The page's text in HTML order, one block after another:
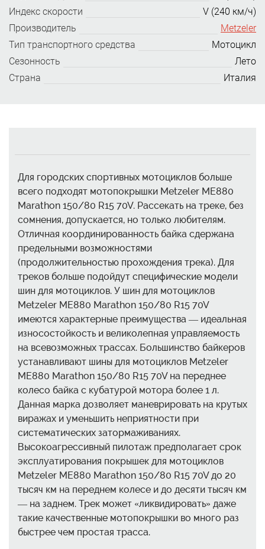
Индекс скорости
V (240 км/ч)
Производитель
Metzeler
Тип транспортного средства
Мотоцикл
Сезонность
Лето
Страна
Италия
Для городских спортивных мотоциклов больше
всего подходят мотопокрышки Metzeler ME880
Marathon 150/80 R15 70V. Рассекать на треке, без
сомнения, допускается, но только любителям.
Отличная координированность байка сдержана
предельными возможностями
(продолжительностью прохождения трека). Для
треков больше подойдут специфические модели
шин для мотоциклов. У шин для мотоциклов
Metzeler ME880 Marathon 150/80 R15 70V
имеются характерные преимущества — идеальная
износостойкость и великолепная управляемость
на всевозможных трассах. Большинство байкеров
устанавливают шины для мотоциклов Metzeler
ME880 Marathon 150/80 R15 70V на переднее
колесо байка с кубатурой мотора более 1 л.
Данная марка дозволяет маневрировать на крутых
виражах и уменьшить неприятности при
систематических затормаживаниях.
Высокоагрессивный пилотаж предполагает срок
эксплуатирования покрышек для мотоциклов
Metzeler ME880 Marathon 150/80 R15 70V до 20
тысяч км на переднем колесе и до десяти тысяч км
— на заднем. Трек может «ликвидировать» даже
такие качественные мотопокрышки во много раз
быстрее чем простая трасса.